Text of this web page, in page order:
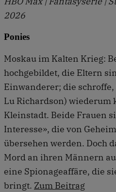
2026
Ponies
Moskau im Kalten Krieg:
hochgebildet, die Eltern
Einwanderer; die
Lu Richardson) wiederum
Kleinstadt. Beide Frauen
Interesse», die von
übersehen werden. Doch
Mord an ihren Männern
eine Spionageaffäre, die
bringt. Zum Beitrag